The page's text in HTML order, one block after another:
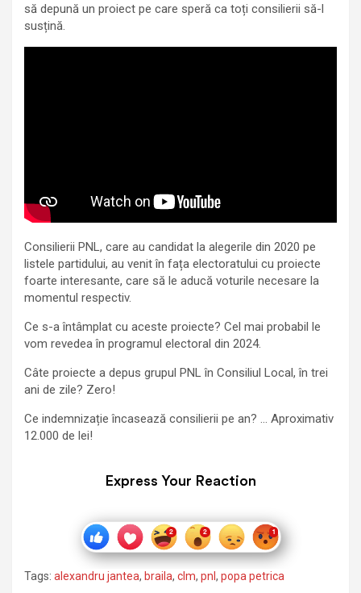
să depună un proiect pe care speră ca toți consilierii să-l
susțină.
Consilierii PNL, care au candidat la alegerile din 2020 pe
listele partidului, au venit în fața electoratului cu proiecte
foarte interesante, care să le aducă voturile necesare la
momentul respectiv.
Ce s-a întâmplat cu aceste proiecte? Cel mai probabil le
vom revedea în programul electoral din 2024.
Câte proiecte a depus grupul PNL în Consiliul Local, în trei
ani de zile? Zero!
Ce indemnizație încasează consilierii pe an? … Aproximativ
12.000 de lei!
Express Your Reaction
Tags: alexandru jantea, braila, clm, pnl , popa petrica